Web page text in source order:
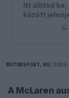
Itt állítsd be,
között
G
MOTORSPORT.HU /
A McLaren